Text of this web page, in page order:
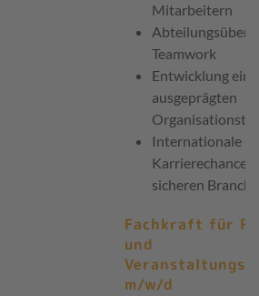
Mitarbeitern
Teamwork
Entwicklung
ausgeprägten
Internationale
sicheren Branche
Fachkraft für
und
m/w/d